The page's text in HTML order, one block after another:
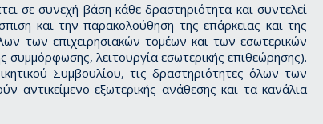
σε συνεχή βάση κάθε δραστηριότητα και συντελεί
και την παρακολούθηση της επάρκειας και της
των επιχειρησιακών τομέων και των εσωτερικών
συμμόρφωσης, λειτουργία εσωτερικής επιθεώρησης).
Συμβουλίου, τις δραστηριότητες όλων των
αντικείμενο εξωτερικής ανάθεσης και τα κανάλια